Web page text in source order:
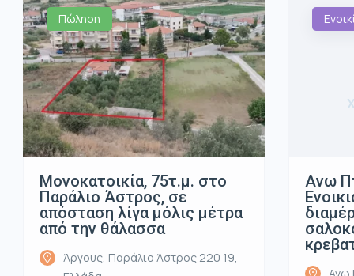
Πώληση
Μονοκατοικία, 75τ.μ. στο
Παράλιο Άστρος, σε
απόσταση λίγα μόλις μέτρα
από την θάλασσα
Άργους, Παράλιο Άστρος 220 19,
Ανω